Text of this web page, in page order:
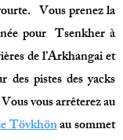
Vous prenez la
pour Tsenkher à
de l’Arkhangai et
des pistes des yacks
vous arrêterez au
Tövkhönau sommet